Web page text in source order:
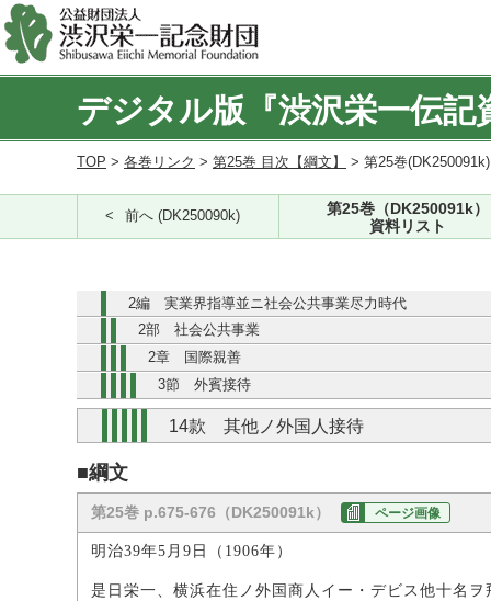
デジタル版『渋沢栄一伝記
TOP > 各巻リンク > 第25巻 目次【綱文】 > 第25巻
前へ (DK250090k)
第25巻（DK250091k）
資料リスト
2編 実業界指導並ニ社会公共事業尽力時代
2部 社会公共事業
2章 国際親善
3節 外賓接待
14款 其他ノ外国人接待
■綱文
第25巻 p.675-676（DK250091k） ページ画像
明治39年5月9日（1906年）
是日栄一、横浜在住ノ外国商人イー・デビス他十名